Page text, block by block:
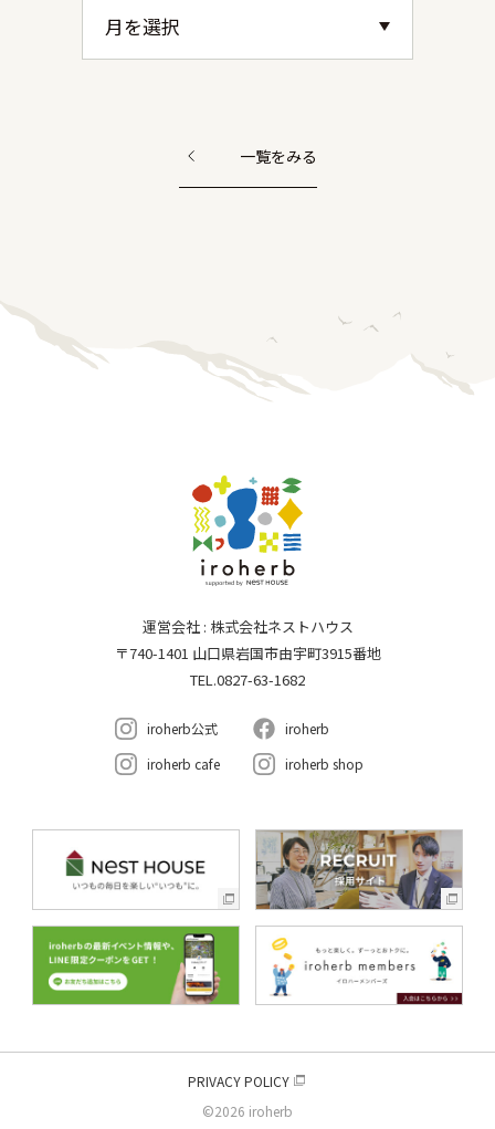
一覧をみる
運営会社 : 株式会社ネストハウス
〒740-1401 山口県岩国市由宇町3915番地
TEL.0827-63-1682
iroherb公式
iroherb
iroherb cafe
iroherb shop
PRIVACY POLICY
©2026 iroherb